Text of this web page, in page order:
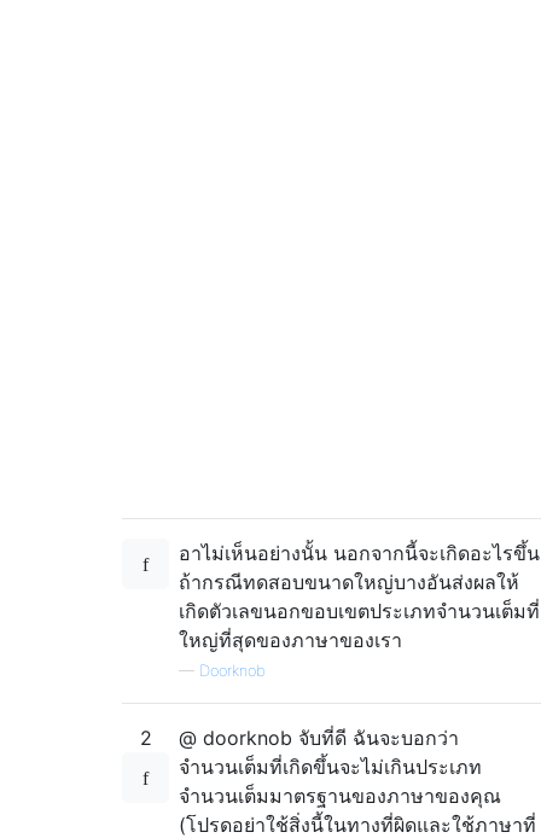
อาไม่เห็นอย่างนั้น นอกจากนี้จะเกิดอะไรขึ้น
ถ้ากรณีทดสอบขนาดใหญ่บางอันส่งผลให้
เกิดตัวเลขนอกขอบเขตประเภทจำนวนเต็มที่
ใหญ่ที่สุดของภาษาของเรา
— Doorknob
2
@ doorknob จับที่ดี ฉันจะบอกว่า
จำนวนเต็มที่เกิดขึ้นจะไม่เกินประเภท
จำนวนเต็มมาตรฐานของภาษาของคุณ
(โปรดอย่าใช้สิ่งนี้ในทางที่ผิดและใช้ภาษาที่